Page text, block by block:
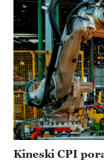
Kineski CPI